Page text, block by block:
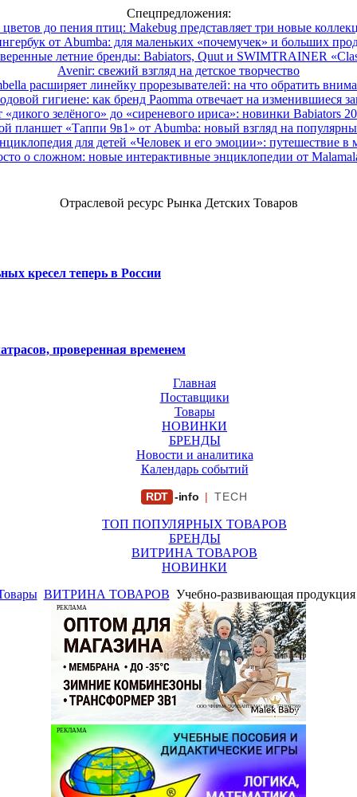
Спецпредложения:
до пения птиц: Makebug представляет три новые
от Abumba: для маленьких «почемучек» и больших
летние бренды: Babiators, Quut и SWIMTRAINER
Avenir: свежий взгляд на детское творчество
расширяет линейку прорезывателей: на что обратить
гигиене: как бренд Paomma отвечает на изменившиеся
«дикого зелёного» до «сиреневого ириса»: новинки Babiators
планшет «Таппи 9в1» от Abumba: новый взгляд на
для детей «Человек и его эмоции»: путешествие в
о сложном: новые интерактивные энциклопедии от
Отраслевой ресурс Рынка Детских Товаров
кресел теперь в России
проверенная временем
Главная
Поставщики
Товары
НОВИНКИ
БРЕНДЫ
Новости и аналитика
Календарь событий
RDT -info | TECH
ТОП ПОПУЛЯРНЫХ ТОВАРОВ
БРЕНДЫ
ВИТРИНА ТОВАРОВ
НОВИНКИ
ВИТРИНА ТОВАРОВ Учебно-развивающая продукция
РЕКЛАМА
ООО "ФИРМА "ХРИЗАНТЕМА" ИНН: 7719007569
РЕКЛАМА